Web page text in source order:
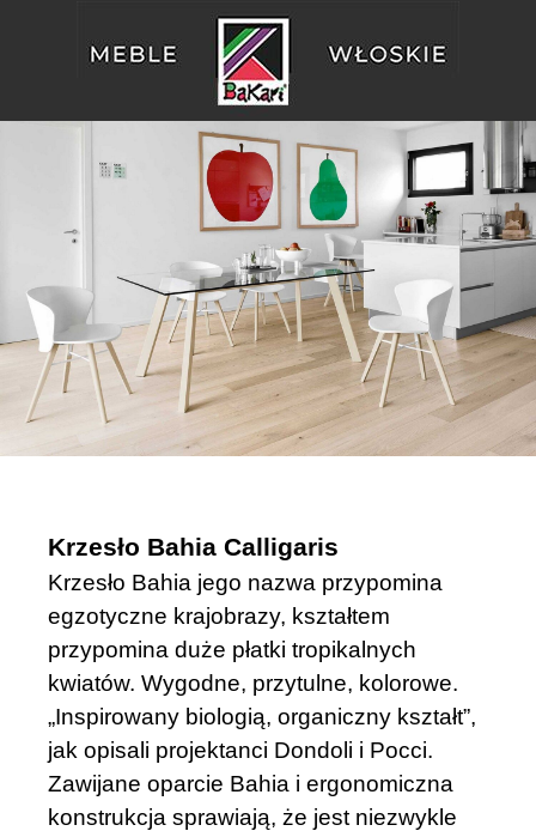
Krzesło Bahia Calligaris
Krzesło Bahia jego nazwa przypomina
egzotyczne krajobrazy, kształtem
przypomina duże płatki tropikalnych
kwiatów. Wygodne, przytulne, kolorowe.
„Inspirowany biologią, organiczny kształt”,
jak opisali projektanci Dondoli i Pocci.
Zawijane oparcie Bahia i ergonomiczna
konstrukcja sprawiają, że jest niezwykle